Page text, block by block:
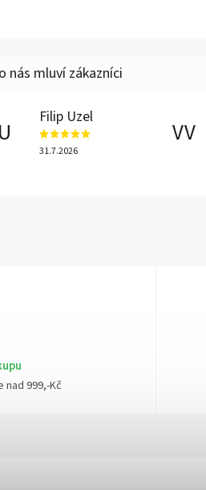
nad 999,-Kč
Filip Uzel
31.7.2026
VV